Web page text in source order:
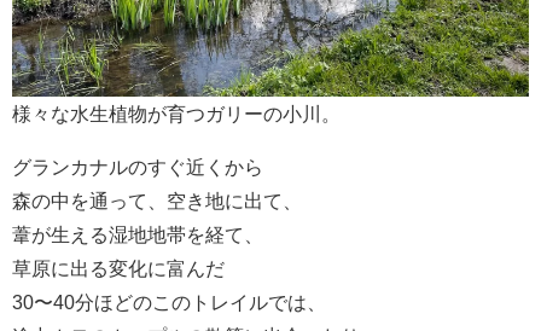
様々な水生植物が育つガリーの小川。
グランカナルのすぐ近くから
森の中を通って、空き地に出て、
葦が生える湿地地帯を経て、
草原に出る変化に富んだ
30〜40分ほどのこのトレイルでは、